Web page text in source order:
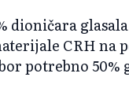
dioničara
CRH na
potrebno